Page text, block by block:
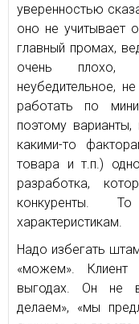
уверенностью
оно не учитывает
главный промах,
очень плохо,
неубедительное,
работать по
поэтому
какими-то
товара и т.п.)
разработка,
конкуренты.
характеристикам.
Надо избегать
«можем».
выгодах. Он не
делаем», «мы